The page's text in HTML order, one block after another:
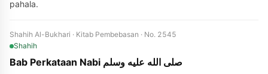
pahala.
Shahih Al-Bukhari · Kitab Pembebasan · No. 2545
Shahih
Bab Perkataan Nabi صلى الله عليه وسلم